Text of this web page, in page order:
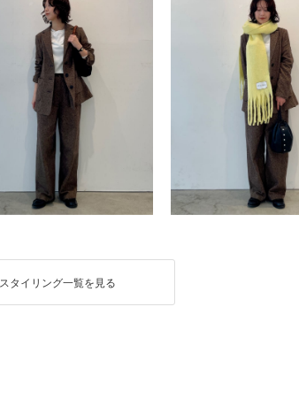
スタイリング一覧を見る